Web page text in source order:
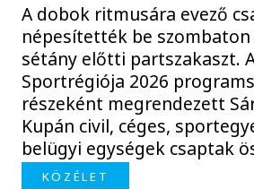
A dobok ritmusára evező
népesítették be szombaton
sétány előtti partszakaszt.
Sportrégiója 2026
részeként megrendezett
Kupán civil, céges,
belügyi egységek csaptak
KÖZÉLET